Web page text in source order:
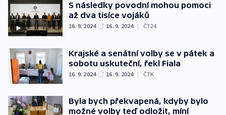
S následky povodní mohou pomoci
až dva tisíce vojáků
16. 9. 2024 16. 9. 2024 | ČT24
Krajské a senátní volby se v pátek a
sobotu uskuteční, řekl Fiala
16. 9. 2024 16. 9. 2024 | ČTK
Byla bych překvapená, kdyby bylo
možné volby teď odložit, míní